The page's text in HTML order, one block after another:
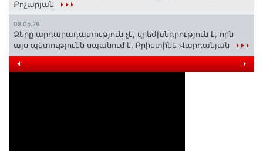
Քոչարյան
08.05.26
Ձերը արդարադատություն չէ, վրեժխնդրություն է, որն
այս պետությունն սպանում է․ Քրիստինե Վարդանյան